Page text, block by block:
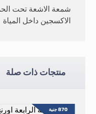
شمعة الاشعة تحت
الاكسجين داخل المياة
منتجات ذات صلة
870جنية